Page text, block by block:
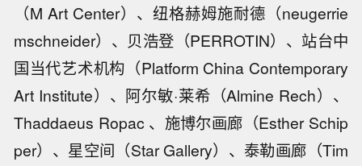
（M Art Center）、纽格赫姆施耐德（neugerrie
mschneider）、贝浩登（PERROTIN）、站台中
国当代艺术机构（Platform China Contemporary
Art Institute）、阿尔敏·莱希（Almine Rech）、
Thaddaeus Ropac 、施博尔画廊（Esther Schip
per）、星空间（Star Gallery）、泰勒画廊（Tim